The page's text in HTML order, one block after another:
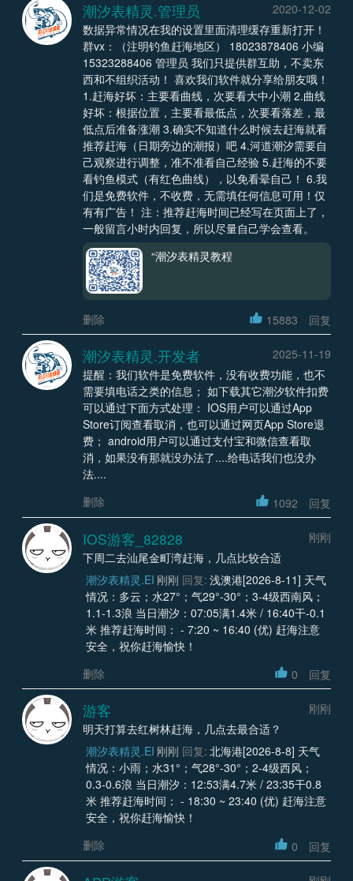
潮汐表精灵.管理员
2020-12-02
数据异常情况在我的设置里面清理缓存重新打开！
群vx：（注明钓鱼赶海地区） 18023878406 小编
15323288406 管理员 我们只提供群互助，不卖东
西和不组织活动！ 喜欢我们软件就分享给朋友哦！
1.赶海好坏：主要看曲线，次要看大中小潮 2.曲线
好坏：根据位置，主要看最低点，次要看落差，最
低点后准备涨潮 3.确实不知道什么时候去赶海就看
推荐赶海（日期旁边的潮报）吧 4.河道潮汐需要自
己观察进行调整，准不准看自己经验 5.赶海的不要
看钓鱼模式（有红色曲线），以免看晕自己！ 6.我
们是免费软件，不收费，无需填任何信息可用！仅
有有广告！ 注：推荐赶海时间已经写在页面上了，
一般留言小时内回复，所以尽量自己学会查看。
“潮汐表精灵教程
删除 15883 回复
潮汐表精灵.开发者
2025-11-19
提醒：我们软件是免费软件，没有收费功能，也不
需要填电话之类的信息； 如下载其它潮汐软件扣费
可以通过下面方式处理： IOS用户可以通过App
Store订阅查看取消，也可以通过网页App Store退
费； android用户可以通过支付宝和微信查看取
消，如果没有那就没办法了....给电话我们也没办
法....
删除
1092 回复
IOS游客_82828
刚刚
下周二去汕尾金町湾赶海，几点比较合适
潮汐表精灵.EI 刚刚 回复: 浅澳港[2026-8-11] 天气
情况：多云；水27°；气29°-30°；3-4级西南风；
1.1-1.3浪 当日潮汐：07:05满1.4米 / 16:40干-0.1
米 推荐赶海时间： - 7:20 ~ 16:40 (优) 赶海注意
安全，祝你赶海愉快！
删除
0 回复
游客
刚刚
明天打算去红树林赶海，几点去最合适？
潮汐表精灵.EI 刚刚 回复: 北海港[2026-8-8] 天气
情况：小雨；水31°；气28°-30°；2-4级西风；
0.3-0.6浪 当日潮汐：12:53满4.7米 / 23:35干0.8
米 推荐赶海时间： - 18:30 ~ 23:40 (优) 赶海注意
安全，祝你赶海愉快！
删除
0 回复